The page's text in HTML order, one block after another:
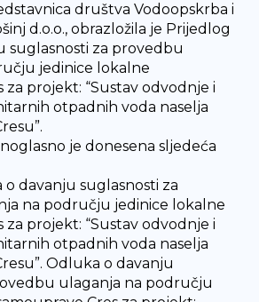
društva Vodoopskrba i
d.o.o., obrazložila je Prijedlog
suglasnosti za provedbu
jedinice lokalne
za projekt: “Sustav odvodnje i
otpadnih voda naselja
je donesena sljedeća
o davanju suglasnosti za
na području jedinice lokalne
za projekt: “Sustav odvodnje i
otpadnih voda naselja
Odluka o davanju
ulaganja na području